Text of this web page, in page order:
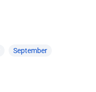
September